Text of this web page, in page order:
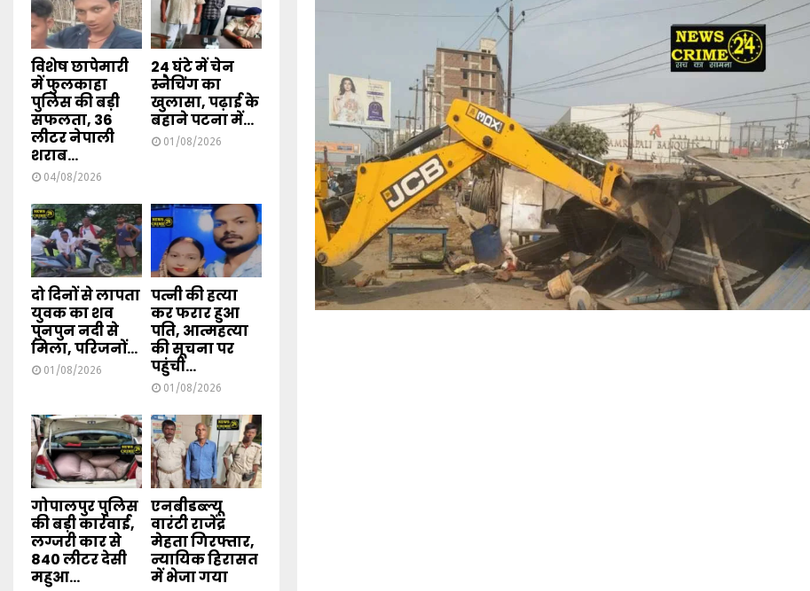
विशेष छापेमारी
में फुलकाहा
पुलिस की बड़ी
सफलता, 36
लीटर नेपाली
शराब...
04/08/2026
24 घंटे में चेन
स्नैचिंग का
खुलासा, पढ़ाई के
बहाने पटना में...
01/08/2026
दो दिनों से लापता
युवक का शव
पुनपुन नदी से
मिला, परिजनों...
01/08/2026
पत्नी की हत्या
कर फरार हुआ
पति, आत्महत्या
की सूचना पर
पहुंची...
01/08/2026
गोपालपुर पुलिस
की बड़ी कार्रवाई,
लग्जरी कार से
840 लीटर देसी
महुआ...
एनबीडब्ल्यू
वारंटी राजेंद्र
मेहता गिरफ्तार,
न्यायिक हिरासत
में भेजा गया